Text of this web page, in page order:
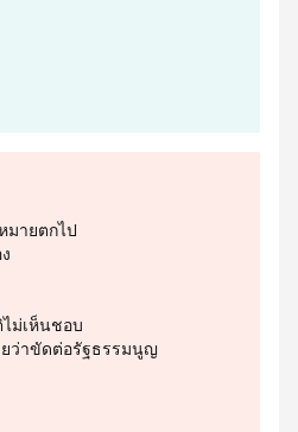
มายตกไป
ม่เห็นชอบ
ว่าขัดต่อรัฐธรรมนูญ